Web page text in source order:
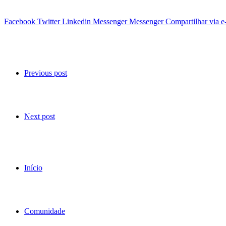
Facebook Twitter Linkedin Messenger Messenger Compartilhar via
Previous post
Next post
Início
Comunidade